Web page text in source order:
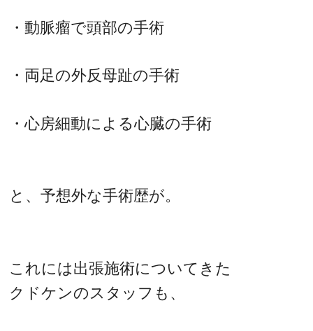
・動脈瘤で頭部の手術
・両足の外反母趾の手術
・心房細動による心臓の手術
と、予想外な手術歴が。
これには出張施術についてきた
クドケンのスタッフも、